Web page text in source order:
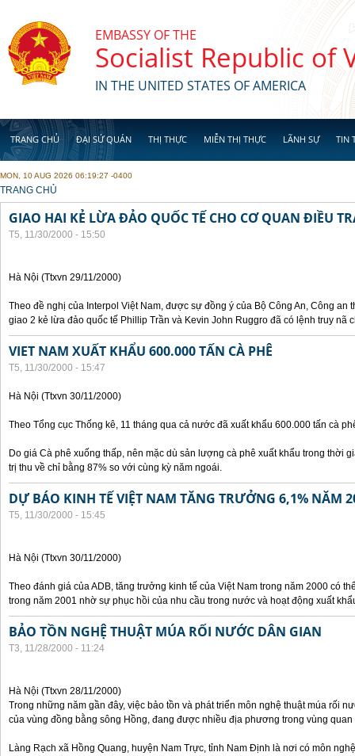
EMBASSY OF THE
Socialist Republic of
IN THE UNITED STATES OF AMERICA
TRANG CHỦ ĐẠI SỨ QUÁN THỊ THỰC MIỄN THỊ THỰC LÃNH SỰ TIN
MON, 10 AUG 2026 06:19:27 -0400
YOU ARE HERE
TRANG CHỦ
GIAO HAI KẺ LỪA ĐẢO QUỐC TẾ CHO CƠ QUAN ĐIỀU
T5, 11/30/2000 - 15:50
Hà Nội (Ttxvn 29/11/2000)
Theo đề nghị của Interpol Việt Nam, được sự đồng ý của Bộ Công An, Công an
giao 2 kẻ lừa đảo quốc tế Phillip Trần và Kevin John Ruggro đã có lệnh truy nã
VIET NAM XUẤT KHẨU 600.000 TẤN CÀ PHÊ
T5, 11/30/2000 - 15:47
Hà Nội (Ttxvn 30/11/2000)
Theo Tổng cục Thống kê, 11 tháng qua cả nước đã xuất khẩu 600.000 tấn cà
Do giá Cà phê xuống thấp, nên mặc dù sản lượng cà phê xuất khẩu trong thời
trị thu về chỉ bằng 87% so với cùng kỳ năm ngoái.
DỰ BÁO KINH TẾ VIỆT NAM TĂNG TRƯỞNG 6,1% NĂM
T5, 11/30/2000 - 15:45
Hà Nội (Ttxvn 30/11/2000)
Theo đánh giá của ADB, tăng trưởng kinh tế của Việt Nam trong năm 2000 có
trong năm 2001 nhờ sự phục hồi của nhu cầu trong nước và hoạt động xuất
BẢO TỒN NGHỆ THUẬT MÚA RỐI NƯỚC DÂN GIAN
T3, 11/28/2000 - 11:24
Hà Nội (Ttxvn 28/11/2000)
Trong những năm gần đây, việc bảo tồn và phát triển môn nghệ thuật múa rối
của vùng đồng bằng sông Hồng, đang được nhiều địa phương trong vùng quan
Làng Rạch xã Hồng Quang, huyện Nam Trực, tỉnh Nam Định là nơi có môn